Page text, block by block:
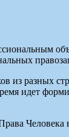
из разных
идет
Человека